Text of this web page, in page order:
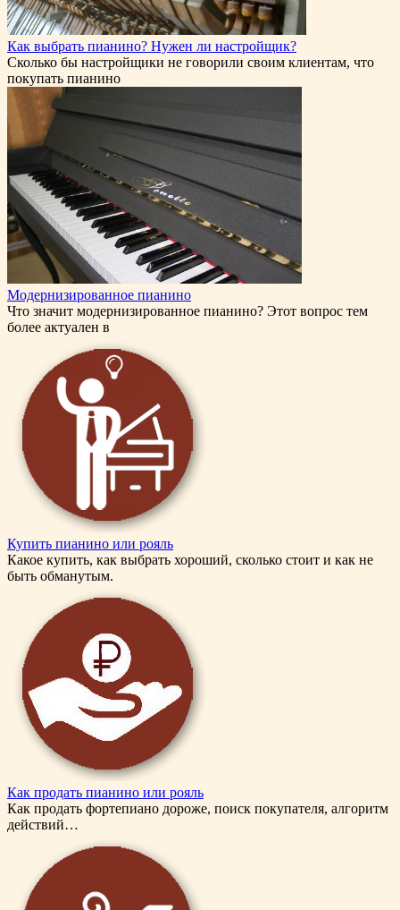
Как выбрать пианино? Нужен ли настройщик?
Сколько бы настройщики не говорили своим клиентам, что
покупать пианино
Модернизированное пианино
Что значит модернизированное пианино? Этот вопрос тем
более актуален в
Купить пианино или рояль
Какое купить, как выбрать хороший, сколько стоит и как не
быть обманутым.
Как продать пианино или рояль
Как продать фортепиано дороже, поиск покупателя, алгоритм
действий…